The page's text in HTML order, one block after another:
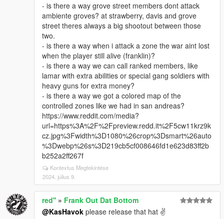
- is there a way grove street members dont attack
ambiente groves? at strawberry, davis and grove
street theres always a big shootout between those
two.
- is there a way when i attack a zone the war aint lost
when the player still alive (franklin)?
- is there a way we can call ranked members, like
lamar with extra abilities or special gang soldiers with
heavy guns for extra money?
- is there a way we got a colored map of the
controlled zones like we had in san andreas?
https://www.reddit.com/media?
url=https%3A%2F%2Fpreview.redd.it%2F5cw11krz9k
cz.jpg%3Fwidth%3D1080%26crop%3Dsmart%26auto
%3Dwebp%26s%3D219cb5cf008646fd1e623d83ff2b
b252a2ff267f
Kontextus Megtekintése
2024. július 9.
red'' » Frank Out Dat Bottom
@KasHavok please release that hat ✌